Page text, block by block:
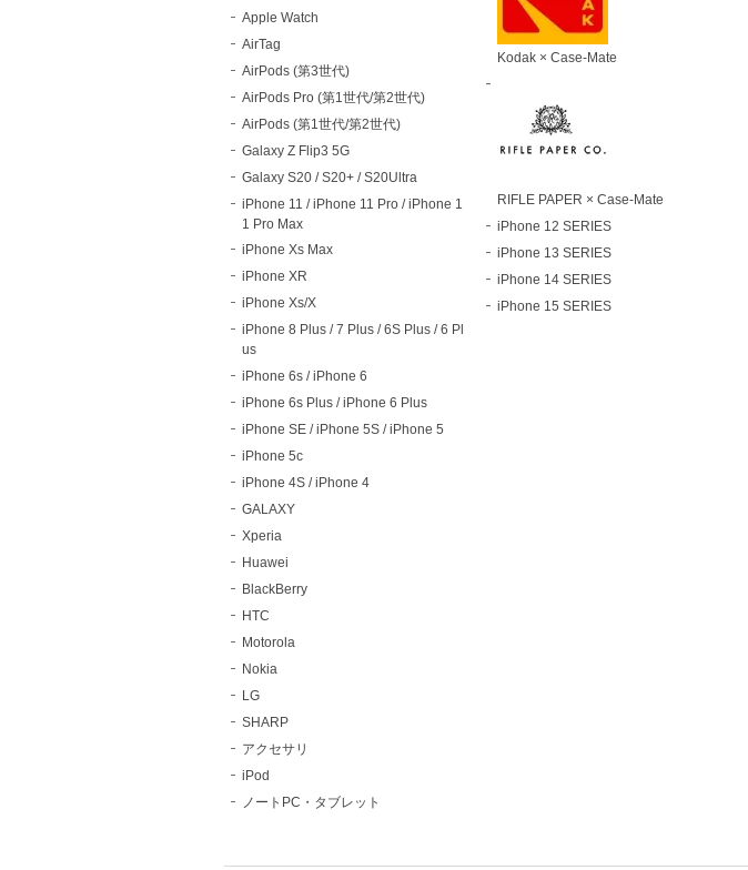
Apple Watch
AirTag
AirPods (第3世代)
AirPods Pro (第1世代/第2世代)
AirPods (第1世代/第2世代)
Galaxy Z Flip3 5G
Galaxy S20 / S20+ / S20Ultra
iPhone 11 / iPhone 11 Pro / iPhone 1
1 Pro Max
iPhone Xs Max
iPhone XR
iPhone Xs/X
iPhone 8 Plus / 7 Plus / 6S Plus / 6 Pl
us
iPhone 6s / iPhone 6
iPhone 6s Plus / iPhone 6 Plus
iPhone SE / iPhone 5S / iPhone 5
iPhone 5c
iPhone 4S / iPhone 4
GALAXY
Xperia
Huawei
BlackBerry
HTC
Motorola
Nokia
LG
SHARP
アクセサリ
iPod
ノートPC・タブレット
Kodak × Case-Mate
RIFLE PAPER × Case-Mate
iPhone 12 SERIES
iPhone 13 SERIES
iPhone 14 SERIES
iPhone 15 SERIES